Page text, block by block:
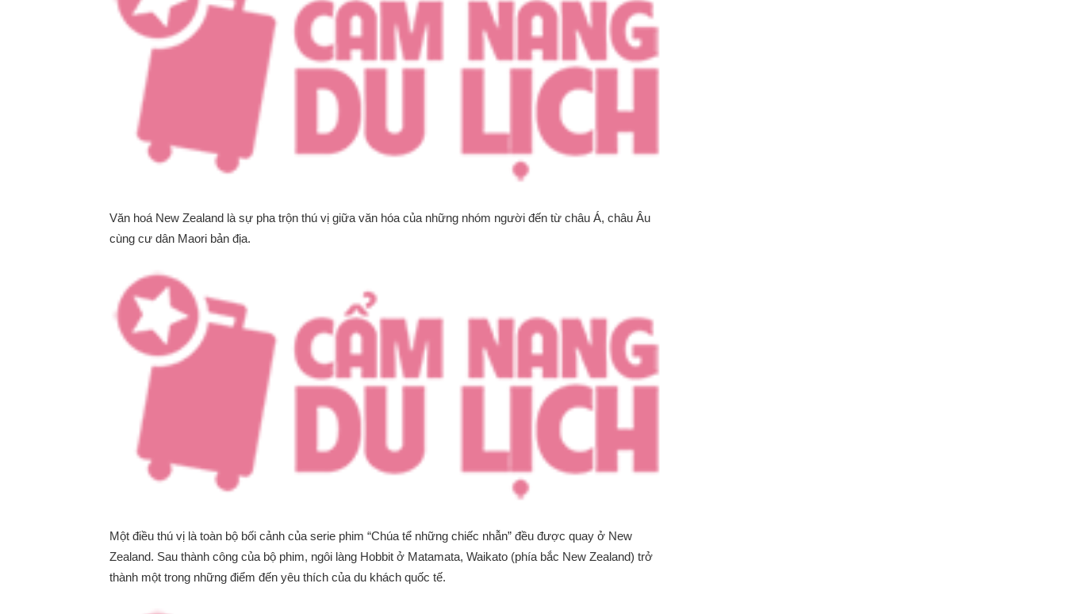
Văn hoá New Zealand là sự pha trộn thú vị giữa văn hóa của những nhóm người đến từ châu Á, châu Âu
cùng cư dân Maori bản địa.
Một điều thú vị là toàn bộ bối cảnh của serie phim “Chúa tể những chiếc nhẫn” đều được quay ở New
Zealand. Sau thành công của bộ phim, ngôi làng Hobbit ở Matamata, Waikato (phía bắc New Zealand) trở
thành một trong những điểm đến yêu thích của du khách quốc tế.